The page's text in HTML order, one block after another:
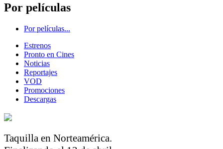
Por películas
Por películas...
Estrenos
Pronto en Cines
Noticias
Reportajes
VOD
Promociones
Descargas
Taquilla en Norteamérica.